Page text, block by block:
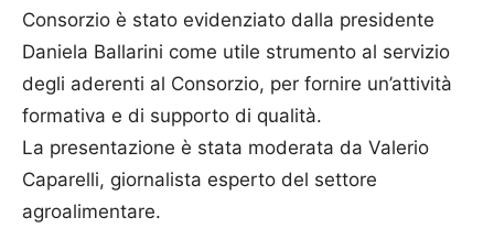
Consorzio è stato evidenziato dalla presidente
Daniela Ballarini come utile strumento al servizio
degli aderenti al Consorzio, per fornire un’attività
formativa e di supporto di qualità.
La presentazione è stata moderata da Valerio
Caparelli, giornalista esperto del settore
agroalimentare.